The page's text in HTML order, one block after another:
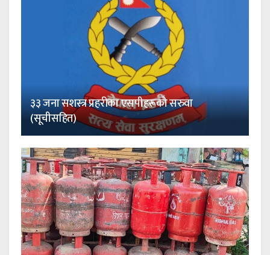
३३ जना सशस्त्र प्रहरीका एसपीहरूको सरुवा
(सूचीसहित)